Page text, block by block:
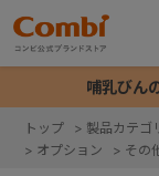
哺乳びん
トップ > 製品カテゴ
> オプション > その